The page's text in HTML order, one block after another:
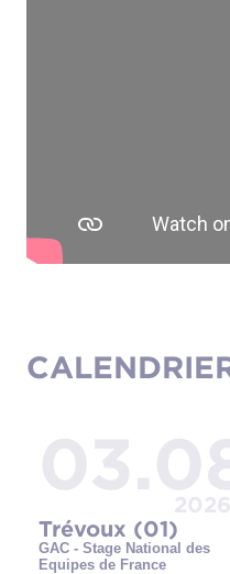
Trévoux (01)
GAC - Stage National des
Equipes de France